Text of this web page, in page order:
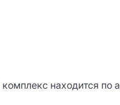
находится по